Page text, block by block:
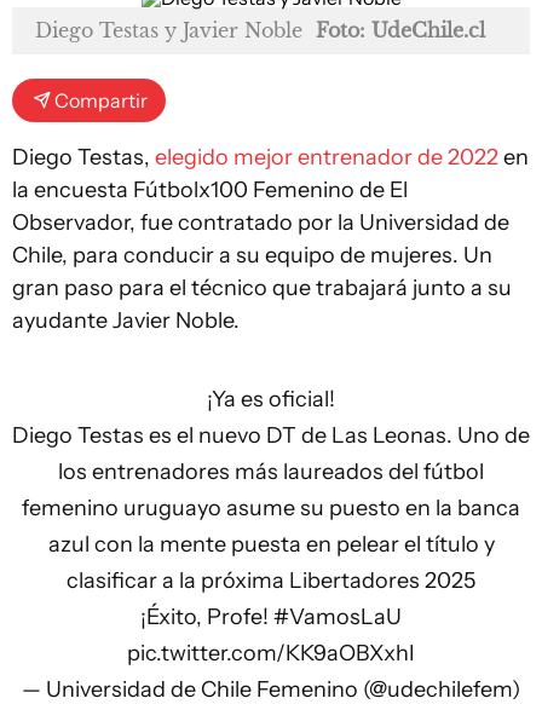
Diego Testas y Javier Noble Foto: UdeChile.cl
Compartir
Diego Testas, elegido mejor entrenador de 2022en
la encuesta Fútbolx100 Femenino de El
Observador, fue contratado por la Universidad de
Chile, para conducir a su equipo de mujeres. Un
gran paso para el técnico que trabajará junto a su
ayudante Javier Noble.
¡Ya es oficial!
Diego Testas es el nuevo DT de Las Leonas. Uno de
los entrenadores más laureados del fútbol
femenino uruguayo asume su puesto en la banca
azul con la mente puesta en pelear el título y
clasificar a la próxima Libertadores 2025
¡Éxito, Profe! #VamosLaU
pic.twitter.com/KK9aOBXxhI
— Universidad de Chile Femenino (@udechilefem)